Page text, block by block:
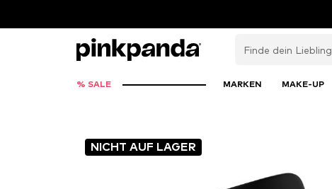
% SALE MARKEN MAKE-UP
NICHT AUF LAGER